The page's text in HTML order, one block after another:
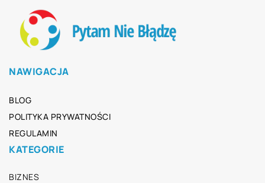
NAWIGACJA
BLOG
POLITYKA PRYWATNOŚCI
REGULAMIN
KATEGORIE
BIZNES